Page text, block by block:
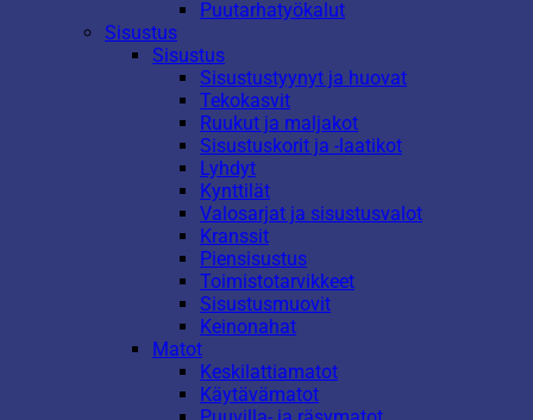
Puutarhatyökalut
Sisustus
Sisustus
Sisustustyynyt ja huovat
Tekokasvit
Ruukut ja maljakot
Sisustuskorit ja -laatikot
Lyhdyt
Kynttilät
Valosarjat ja sisustusvalot
Kranssit
Piensisustus
Toimistotarvikkeet
Sisustusmuovit
Keinonahat
Matot
Keskilattiamatot
Käytävämatot